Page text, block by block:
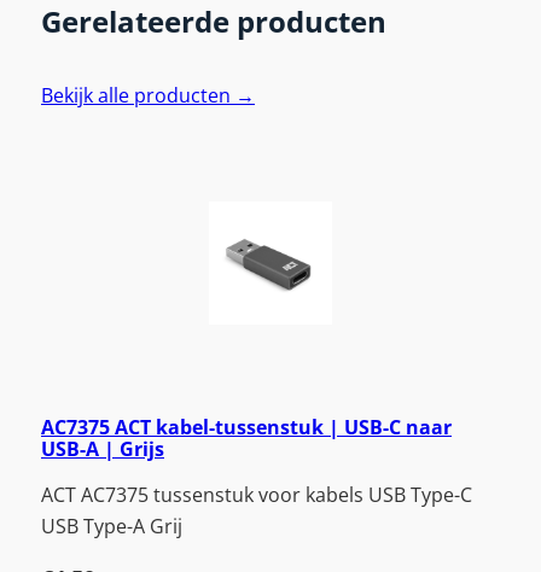
Gerelateerde producten
Bekijk alle producten →
AC7375 ACT kabel-tussenstuk | USB-C naar
USB-A | Grijs
ACT AC7375 tussenstuk voor kabels USB Type-C
USB Type-A Grij